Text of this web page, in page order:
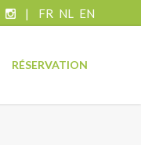
| FR NL EN
RÉSERVATION